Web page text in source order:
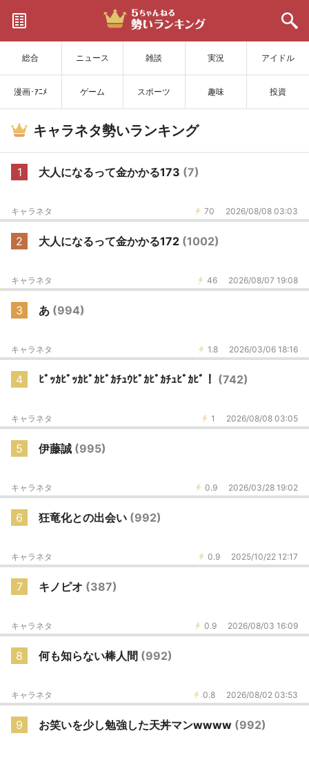
総合 ニュース 雑談 実況 アイドル
漫画･ｱﾆﾒ ゲーム スポーツ 趣味 投資
サイトを更新
キャラネタ勢いランキング
1 大人になるって金かかる173 (7)
70 2026/08/08 03:03
キャラネタ
2 大人になるって金かかる172 (1002)
46 2026/08/07 19:08
キャラネタ
3 あ (994)
1.8 2026/03/06 18:16
キャラネタ
4 ﾋﾟｯｶﾋﾟｯｶﾋﾟｶﾋﾟｶﾁｭｳﾋﾟｶﾋﾟｶﾁｭﾋﾟｶﾋﾟ！ (742)
1 2026/08/08 03:05
キャラネタ
5 伊藤誠 (995)
0.9 2026/03/28 19:02
キャラネタ
6 狂竜化との出会い (992)
0.9 2025/10/22 12:17
キャラネタ
7 キノピオ (387)
0.9 2026/08/03 16:09
キャラネタ
8 何も知らない棒人間 (992)
0.8 2026/08/02 03:53
キャラネタ
9 お笑いを少し勉強した天丼マンwwww (992)